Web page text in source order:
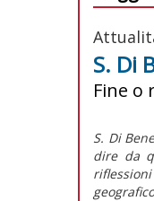
S. Di
Fine o
S. Di
dire da